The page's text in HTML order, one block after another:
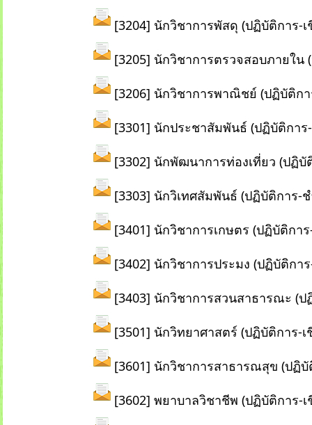
[3204] นักวิชาการพัสดุ (ปฏิบัติการ-
[3205] นักวิชาการตรวจสอบภายใน
[3206] นักวิชาการพาณิชย์ (ปฏิบัติก
[3301] นักประชาสัมพันธ์ (ปฏิบัติการ
[3302] นักพัฒนาการท่องเที่ยว (ปฏิบั
[3303] นักวิเทศสัมพันธ์ (ปฏิบัติการ-
[3401] นักวิชาการเกษตร (ปฏิบัติกา
[3402] นักวิชาการประมง (ปฏิบัติกา
[3403] นักวิชาการสวนสาธารณะ (
[3501] นักวิทยาศาสตร์ (ปฏิบัติการ-
[3601] นักวิชาการสาธารณสุข (ปฏิ
[3602] พยาบาลวิชาชีพ (ปฏิบัติการ-